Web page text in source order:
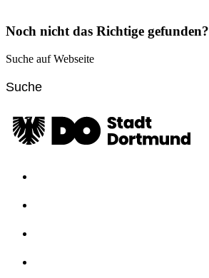
Noch nicht das Richtige gefunden?
Suche auf Webseite